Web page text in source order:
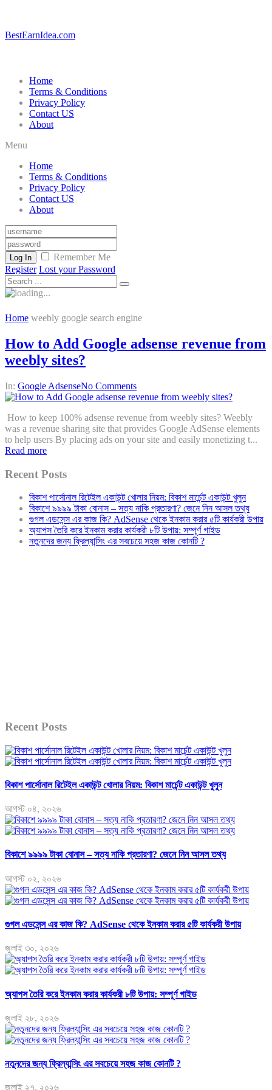
BestEarnIdea.com
Home
Terms & Conditions
Privacy Policy
Contact US
About
Menu
Home
Terms & Conditions
Privacy Policy
Contact US
About
Log In
Remember Me
Register Lost your Password
Home weebly google search engine
How to Add Google adsense revenue from
weebly sites?
In: Google AdsenseNo Comments
How to keep 100% adsense revenue from weebly sites? Weebly
was a revenue sharing site that provides Google AdSense elements
to help users By placing ads on your site and easily monetizing t...
Read more
Recent Posts
বিকাশ পার্সোনাল রিটেইল একাউন্ট খোলার নিয়ম: বিকাশ মার্চেন্ট একাউন্ট খুলুন
বিকাশে ৯৯৯৯ টাকা বোনাস – সত্য নাকি প্রতারণা? জেনে নিন আসল তথ্য
গুগল এডসেন্স এর কাজ কি? AdSense থেকে ইনকাম করার ৫টি কার্যকরী উপায়
অ্যাপস তৈরি করে ইনকাম করার কার্যকরী ৮টি উপায়: সম্পূর্ণ গাইড
নতুনদের জন্য ফ্রিল্যান্সিং এর সবচেয়ে সহজ কাজ কোনটি ?
Recent Posts
বিকাশ পার্সোনাল রিটেইল একাউন্ট খোলার নিয়ম: বিকাশ মার্চেন্ট একাউন্ট খুলুন
আগস্ট ০৪, ২০২৬
বিকাশে ৯৯৯৯ টাকা বোনাস – সত্য নাকি প্রতারণা? জেনে নিন আসল তথ্য
আগস্ট ০২, ২০২৬
গুগল এডসেন্স এর কাজ কি? AdSense থেকে ইনকাম করার ৫টি কার্যকরী উপায়
জুলাই ৩০, ২০২৬
অ্যাপস তৈরি করে ইনকাম করার কার্যকরী ৮টি উপায়: সম্পূর্ণ গাইড
জুলাই ২৮, ২০২৬
নতুনদের জন্য ফ্রিল্যান্সিং এর সবচেয়ে সহজ কাজ কোনটি ?
জুলাই ২৭, ২০২৬